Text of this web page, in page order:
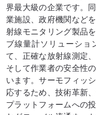
界最大級の企業です。
業施設、政府機関など
射線モニタリング製品
ブ線量計ソリューショ
て、正確な放射線測定
そして作業者の安全性
います。サーモフィッ
応するため、技術革新
プラットフォームへの